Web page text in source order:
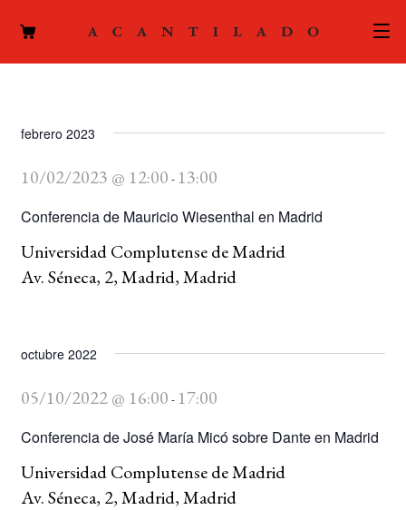
AUTORES
ACTUALIDAD
PODCAST
LA EDITORIAL
hijo
CONTACTO
MI CUENTA
BUSCAR
LISTA DE LIBROS
febrero 2023
Conferencia de Mauricio Wiesenthal en Madrid
10/02/2023 @ 12:00 - 13:00
Universidad Complutense de Madrid
Av. Séneca, 2, Madrid, Madrid
octubre 2022
Conferencia de José María Micó sobre Dante en Madrid
05/10/2022 @ 16:00 - 17:00
Universidad Complutense de Madrid
Av. Séneca, 2, Madrid, Madrid